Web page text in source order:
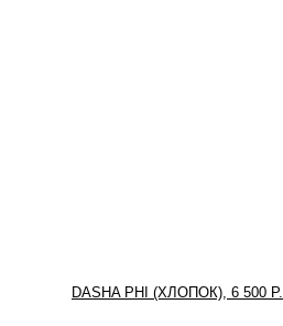
DASHA PHI (ХЛОПОК), 6 500 Р.